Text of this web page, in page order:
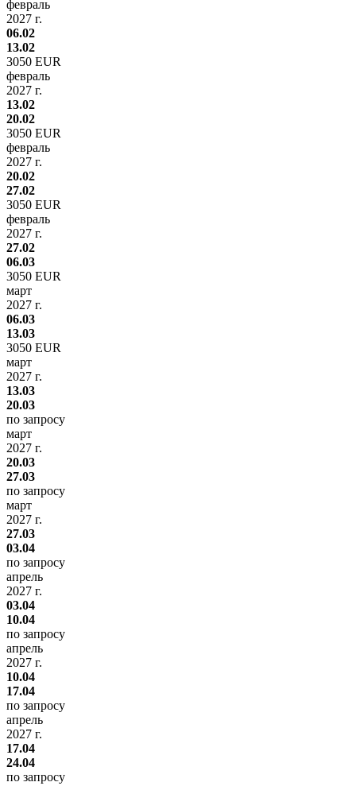
февраль
2027 г.
06.02
13.02
3050 EUR
февраль
2027 г.
13.02
20.02
3050 EUR
февраль
2027 г.
20.02
27.02
3050 EUR
февраль
2027 г.
27.02
06.03
3050 EUR
март
2027 г.
06.03
13.03
3050 EUR
март
2027 г.
13.03
20.03
по запросу
март
2027 г.
20.03
27.03
по запросу
март
2027 г.
27.03
03.04
по запросу
апрель
2027 г.
03.04
10.04
по запросу
апрель
2027 г.
10.04
17.04
по запросу
апрель
2027 г.
17.04
24.04
по запросу